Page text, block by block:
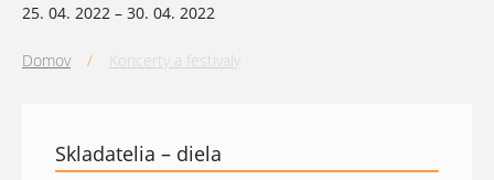
25. 04. 2022 – 30. 04. 2022
Domov / Koncerty a festivaly
Skladatelia – diela